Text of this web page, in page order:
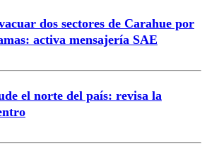
dos sectores de Carahue por
activa mensajería SAE
el norte del país: revisa la